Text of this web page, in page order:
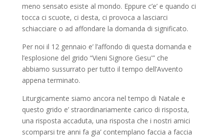
meno sensato esiste al mondo. Eppure c’e’ e quando ci
tocca ci scuote, ci desta, ci provoca a lasciarci
schiacciare o ad affondare la domanda di significato.
Per noi il 12 gennaio e’ l’affondo di questa domanda e
l’esplosione del grido “Vieni Signore Gesu'” che
abbiamo sussurrato per tutto il tempo dell’Avvento
appena terminato.
Liturgicamente siamo ancora nel tempo di Natale e
questo grido e’ straordinariamente carico di risposta,
una risposta accaduta, una risposta che i nostri amici
scomparsi tre anni fa gia’ contemplano faccia a faccia